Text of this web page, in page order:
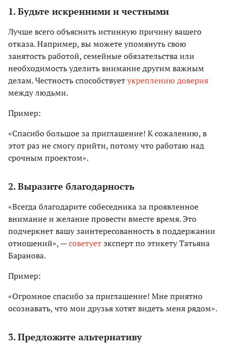
1. Будьте искренними и честными
Лучше всего объяснить истинную причину вашего
отказа. Например, вы можете упомянуть свою
занятость работой, семейные обязательства или
необходимость уделить внимание другим важным
делам. Честность способствуетукреплению доверия
между людьми.
Пример:
«Спасибо большое за приглашение! К сожалению, в
этот раз не смогу прийти, потому что работаю над
срочным проектом».
2. Выразите благодарность
«Всегда благодарите собеседника за проявленное
внимание и желание провести вместе время. Это
подчеркнет вашу заинтересованность в поддержании
отношений», —советуетэксперт по этикету Татьяна
Баранова.
Пример:
«Огромное спасибо за приглашение! Мне приятно
осознавать, что мои друзья хотят видеть меня рядом».
3. Предложите альтернативу